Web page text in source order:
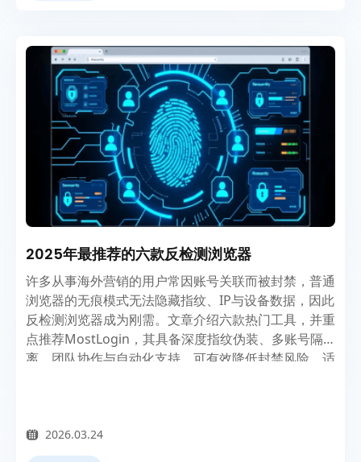
2025年最推荐的六款反检测浏览器
许多从事海外营销的用户常因账号关联而被封禁，普通
浏览器的无痕模式无法隐藏指纹、IP与设备数据，因此
反检测浏览器成为刚需。文章介绍六款热门工具，并重
点推荐MostLogin，其具备深度指纹伪装、多账号隔
离、团队协作与自动化支持，可有效降低封禁风险，适
2026.03.24